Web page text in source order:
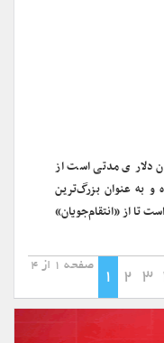
با فروش ۶۶۲ میلیون دلار ی مدتی است از
و به عنوان بزرگ‌ترین
ساله‌، امیدوار است تا از «انتقام‌جویان»
صفحه 1 از 4
1 2 3